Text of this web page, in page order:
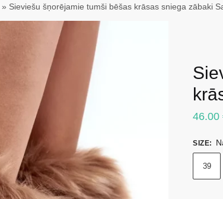
» Sieviešu šņorējamie tumši bēšas krāsas sniega zābaki
46.00
SIZE:
39